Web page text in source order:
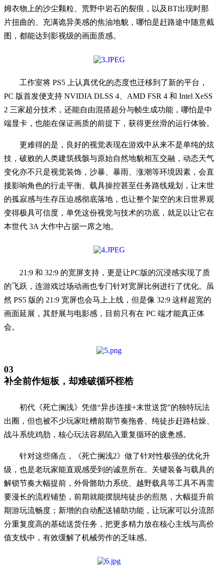
姆衣物上的沙尘颗粒、荒野中岩石的裂痕，以及BT出现时那
片扭曲的、充满诡异美感的焦油地貌，哪怕是赶路途中随意截
图，都能达到影视级的画面质感。
工作室将 PS5 上认真优化的态度也迁移到了新的平台，
PC 版首发便支持 NVIDIA DLSS 4、AMD FSR 4 和 Intel XeSS
2 三家超分技术，还能自由混搭超分与帧生成功能，哪怕是中
端显卡，也能在保证画质的前提下，获得更丝滑的运行体验。
更难得的是，良好的视觉表现在游戏中从来不是单纯的炫
技，破败的人类建筑残骸与原始自然地貌相互交融，动态天气
变化亦不只是视觉装饰，沙暴、暴雨、涨潮等环境因素，会直
接影响角色的行走平衡、载具操控甚至任务路线规划，让末世
的孤寂感与生存压迫感彻底落地，也让整个架空的末日世界观
变得极具可信度，单凭这份视觉与技术的功底，就足以让它在
本世代 3A 大作中占据一席之地。
21:9 和 32:9 的宽屏支持，更是让PC版的沉浸感实现了质
的飞跃，连游戏过场动画也专门针对宽屏比例进行了优化。虽
然 PS5 版的 21:9 宽屏也会马上上线，但是像 32:9 这样超宽的
画面延展，其舒展与电影感，目前只有在 PC 端才能真正体
会。
03
补全前作短板，却难破循环桎梏
初代《死亡搁浅》凭借“异步连接+末世送货”的独特玩法
出圈，但也被不少玩家吐槽前期节奏拖沓、纯徒步赶路枯燥、
战斗系统鸡肋，核心玩法容易陷入重复循环的疲惫感。
针对这些痛点，《死亡搁浅2》做了针对性极强的优化升
级，也是老玩家能直观感受到的诚意所在。关键装备与载具的
解锁节奏大幅提前，外骨骼助力系统、越野载具等工具不再需
要漫长的流程铺垫，前期就能摆脱纯徒步的煎熬，大幅提升前
期游玩流畅度；新增的自动配送辅助功能，让玩家可以分流部
分重复度高的基础送货任务，把更多精力放在核心主线与高价
值支线中，有效缓解了机械劳作的乏味感。